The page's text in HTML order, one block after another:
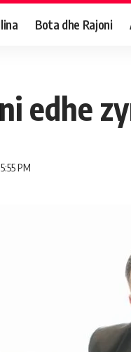
Bota dhe Rajoni
edhe
PM